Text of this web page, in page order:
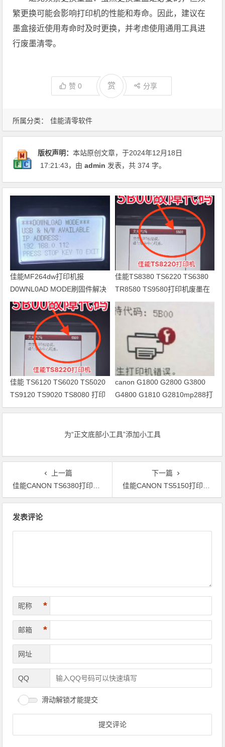
所属分类： 佳能清零软件
繁更换可能会影响打印机的性能和寿命。因此，建议在
墨盒接近使用寿命时及时更换，并考虑使用通用工具进
行废墨清零。
赞0 赏 分享
版权声明：本站原创文章，于2024年12月18日
17:21:43，由admin 发表，共 374 字。
佳能MF264dw打印机报
D0WNL0AD MODE刷固件解决
问题
佳能TS8380 TS6220 TS6380
TR8580 TS9580打印机废墨在
线远程清零
佳能 TS6120 TS6020 TS5020
TS9120 TS9020 TS8080 打印
机清零
canon G1800 G2800 G3800
G4800 G1810 G2810mp288打
印机清零软件下载及使用教程
为“正文底部小工具”添加小工具
上一篇
佳能CANON TS6380打印机废墨清零软件下载使用方法教程
下一篇
佳能CANON TS5150打印机废墨清零软件下载使用方法教程
发表评论
昵称 *
邮箱 *
网址
QQ
滑动解锁才能提交